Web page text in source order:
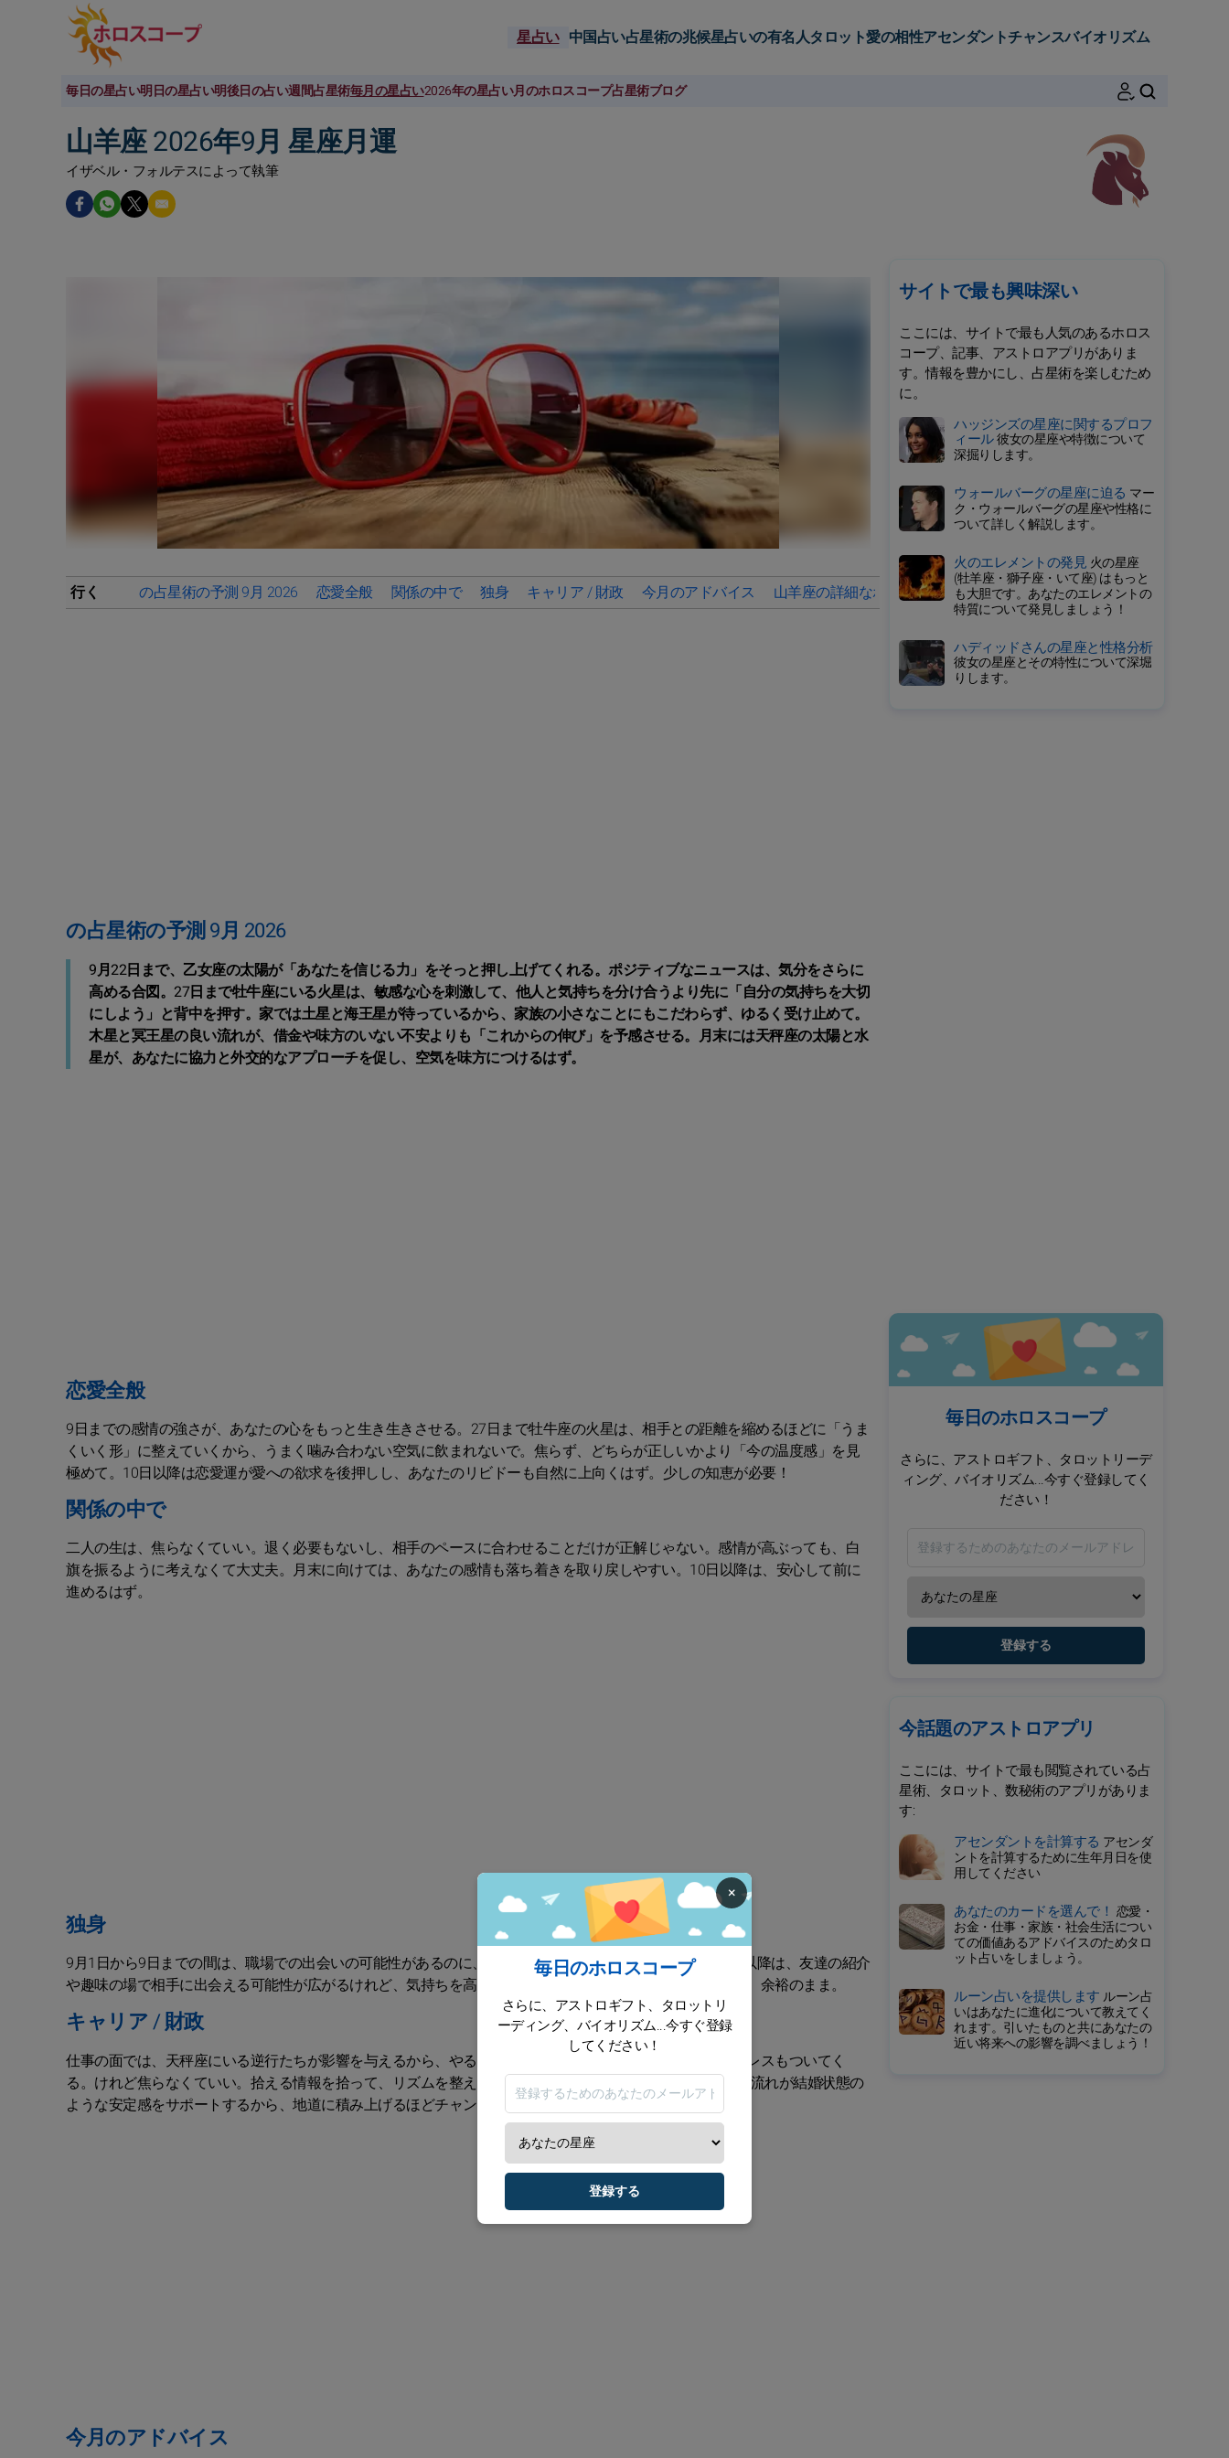
星占い 中国占い占星術の兆候星占いの有名人タロット愛の相性アセンダントチャンスバイオリズム
毎日の星占い明日の星占い明後日の占い週間占星術毎月の星占い2026年の星占い月のホロスコープ占星術ブログ
山羊座 2026年9月 星座月運
イザベル・フォルテスによって執筆
行く の占星術の予測 9月 2026 恋愛全般 関係の中で 独身 キャリア / 財政 今月のアドバイス 山羊座の詳細なホロスコープ 2026年の毎月の星占い
の占星術の予測 9月 2026
9月22日まで、乙女座の太陽が「あなたを信じる力」をそっと押し上げてくれる。ポジティブなニュースは、気分をさらに
高める合図。27日まで牡牛座にいる火星は、敏感な心を刺激して、他人と気持ちを分け合うより先に「自分の気持ちを大切
にしよう」と背中を押す。家では土星と海王星が待っているから、家族の小さなことにもこだわらず、ゆるく受け止めて。
木星と冥王星の良い流れが、借金や味方のいない不安よりも「これからの伸び」を予感させる。月末には天秤座の太陽と水
星が、あなたに協力と外交的なアプローチを促し、空気を味方につけるはず。
恋愛全般
9日までの感情の強さが、あなたの心をもっと生き生きさせる。27日まで牡牛座の火星は、相手との距離を縮めるほどに「うま
くいく形」に整えていくから、うまく噛み合わない空気に飲まれないで。焦らず、どちらが正しいかより「今の温度感」を見
極めて。10日以降は恋愛運が愛への欲求を後押しし、あなたのリビドーも自然に上向くはず。少しの知恵が必要！
関係の中で
二人の生は、焦らなくていい。退く必要もないし、相手のペースに合わせることだけが正解じゃない。感情が高ぶっても、白
旗を振るように考えなくて大丈夫。月末に向けては、あなたの感情も落ち着きを取り戻しやすい。10日以降は、安心して前に
進めるはず。
独身
9月1日から9日までの間は、職場での出会いの可能性があるのに、必死で追いかける必要はない流れ。10日以降は、友達の紹介
や趣味の場で相手に出会える可能性が広がるけれど、気持ちを高く持ちすぎないのがコツ。心を高く持って、余裕のまま。
キャリア / 財政
仕事の面では、天秤座にいる逆行たちが影響を与えるから、やる気が出ない日や、スローダウン気味なストレスもついてく
る。けれど焦らなくていい。拾える情報を拾って、リズムを整えていけばOK。月末は木星、冥王星、火星の流れが結婚状態の
ような安定感をサポートするから、地道に積み上げるほどチャンスが増える。勢いだけに頼らず、着実に。
今月のアドバイス
サイトで最も興味深い
ここには、サイトで最も人気のあるホロス
コープ、記事、アストロアプリがありま
す。情報を豊かにし、占星術を楽しむため
に。
ハッジンズの星座に関するプロフ
ィール彼女の星座や特徴について
深掘りします。
ウォールバーグの星座に迫る マー
ク・ウォールバーグの星座や性格に
ついて詳しく解説します。
火のエレメントの発見 火の星座
(牡羊座・獅子座・いて座) はもっと
も大胆です。あなたのエレメントの
特質について発見しましょう！
ハディッドさんの星座と性格分析
彼女の星座とその特性について深堀
りします。
毎日のホロスコープ
さらに、アストロギフト、タロットリーデ
ィング、バイオリズム...今すぐ登録してく
ださい！
登録する
今話題のアストロアプリ
ここには、サイトで最も閲覧されている占
星術、タロット、数秘術のアプリがありま
す:
アセンダントを計算する アセンダ
ントを計算するために生年月日を使
用してください
あなたのカードを選んで！ 恋愛・
お金・仕事・家族・社会生活につい
ての価値あるアドバイスのためタロ
ット占いをしましょう。
ルーン占いを提供しますルーン占
いはあなたに進化について教えてく
れます。引いたものと共にあなたの
近い将来への影響を調べましょう！
×
毎日のホロスコープ
さらに、アストロギフト、タロットリ
ーディング、バイオリズム...今すぐ登録
してください！
登録する